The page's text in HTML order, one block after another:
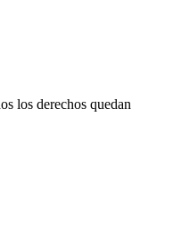
los derechos quedan